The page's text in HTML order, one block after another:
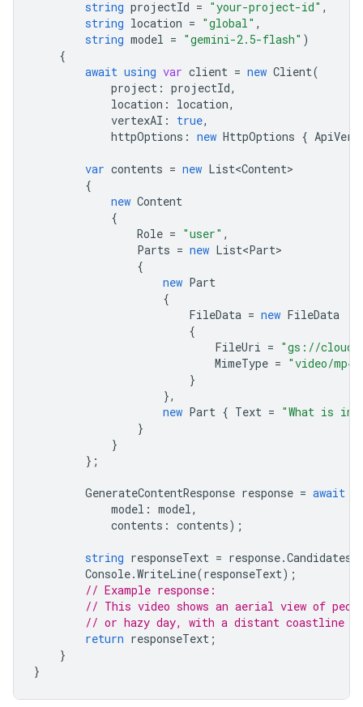
string projectId = "your-project-id" ,
string location = "global" ,
string model = "gemini-2.5-flash" )
{
await using var client = new Client(
project : projectId,
location : location,
vertexAI : true,
httpOptions : new HttpOptions {
var contents = new List<Content>
{
new Content
{
Role = "user" ,
Parts = new List<Part>
{
new Part
{
FileData = new FileData
{
FileUri = "gs://cloud-
MimeType = "video/mp4"
}
},
new Part { Text = "What is in
}
}
};
GenerateContentResponse response = await
model : model,
contents : contents);
string responseText = response.Candidates
Console.WriteLine(responseText);
// Example response:
// This video shows an aerial view of
// or hazy day, with a distant coastline
return responseText ;
}
}